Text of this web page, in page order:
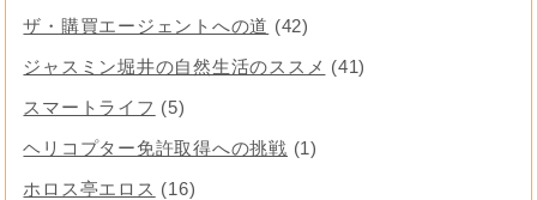
ザ・購買エージェントへの道 (42)
ジャスミン堀井の自然生活のススメ (41)
スマートライフ (5)
ヘリコプター免許取得への挑戦 (1)
ホロス亭エロス (16)